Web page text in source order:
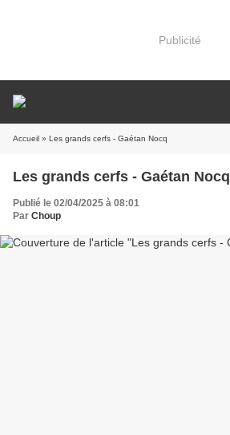
Publicité
Accueil » Les grands cerfs - Gaétan Nocq
Les grands cerfs - Gaétan Nocq
Publié le 02/04/2025 à 08:01
Par Choup